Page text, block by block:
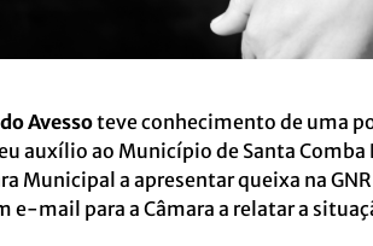
Avessoteve conhecimento de uma
auxílio ao Município de Santa
Municipal a apresentar queixa na
e-mail para a Câmara a relatar a